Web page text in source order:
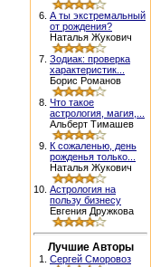
6. А ты экстремальный
от рождения?
Наталья Жукович
7. Зодиак: проверка
характеристик...
Борис Романов
8. Что такое
астрология, магия,...
Альберт Тимашев
9. К сожаленью, день
рожденья только...
Наталья Жукович
10. Астрология на
пользу бизнесу
Евгения Дружкова
Лучшие Авторы
1. Сергей Сморовоз